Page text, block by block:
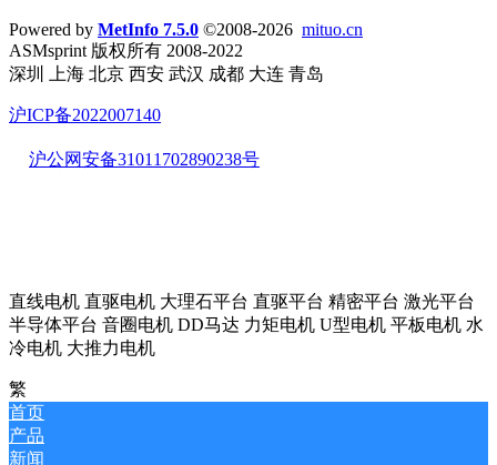
Powered by MetInfo 7.5.0 ©2008-2026 mituo.cn
ASMsprint 版权所有 2008-2022
深圳 上海 北京 西安 武汉 成都 大连 青岛
沪ICP备2022007140
沪公网安备31011702890238号
直线电机 直驱电机 大理石平台 直驱平台 精密平台 激光平台
半导体平台 音圈电机 DD马达 力矩电机 U型电机 平板电机 水
冷电机 大推力电机
繁
首页
产品
新闻